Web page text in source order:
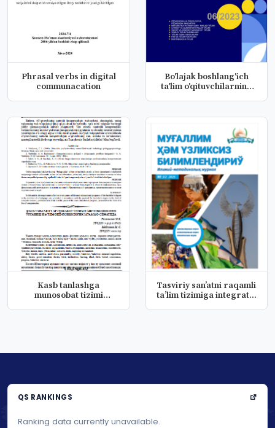
Phrasal verbs in digital
communacation
Bo'lajak boshlang'ich
ta'lim o'qituvchilarning
Kasb tanlashga
munosobat tizimi
Tasviriy san’atni raqamli
ta’lim tizimiga integrat...
QS RANKINGS
Ranking data currently unavailable.